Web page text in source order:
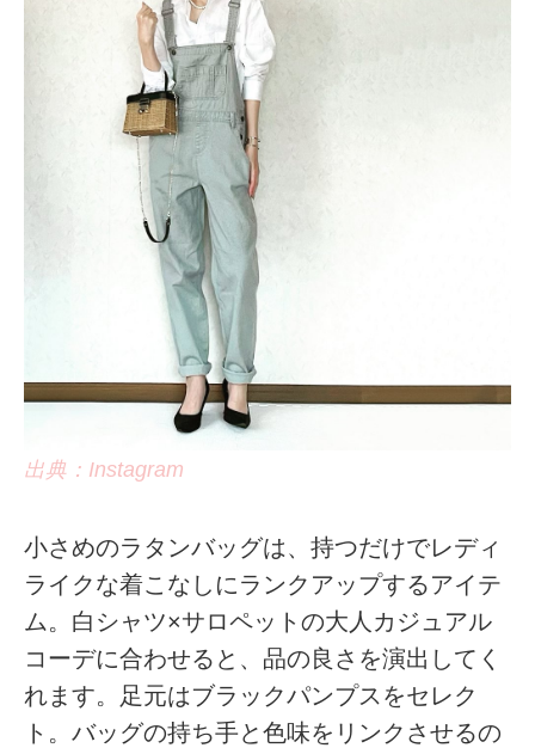
出典：Instagram
小さめのラタンバッグは、持つだけでレディ
ライクな着こなしにランクアップするアイテ
ム。白シャツ×サロペットの大人カジュアル
コーデに合わせると、品の良さを演出してく
れます。足元はブラックパンプスをセレク
ト。バッグの持ち手と色味をリンクさせるの